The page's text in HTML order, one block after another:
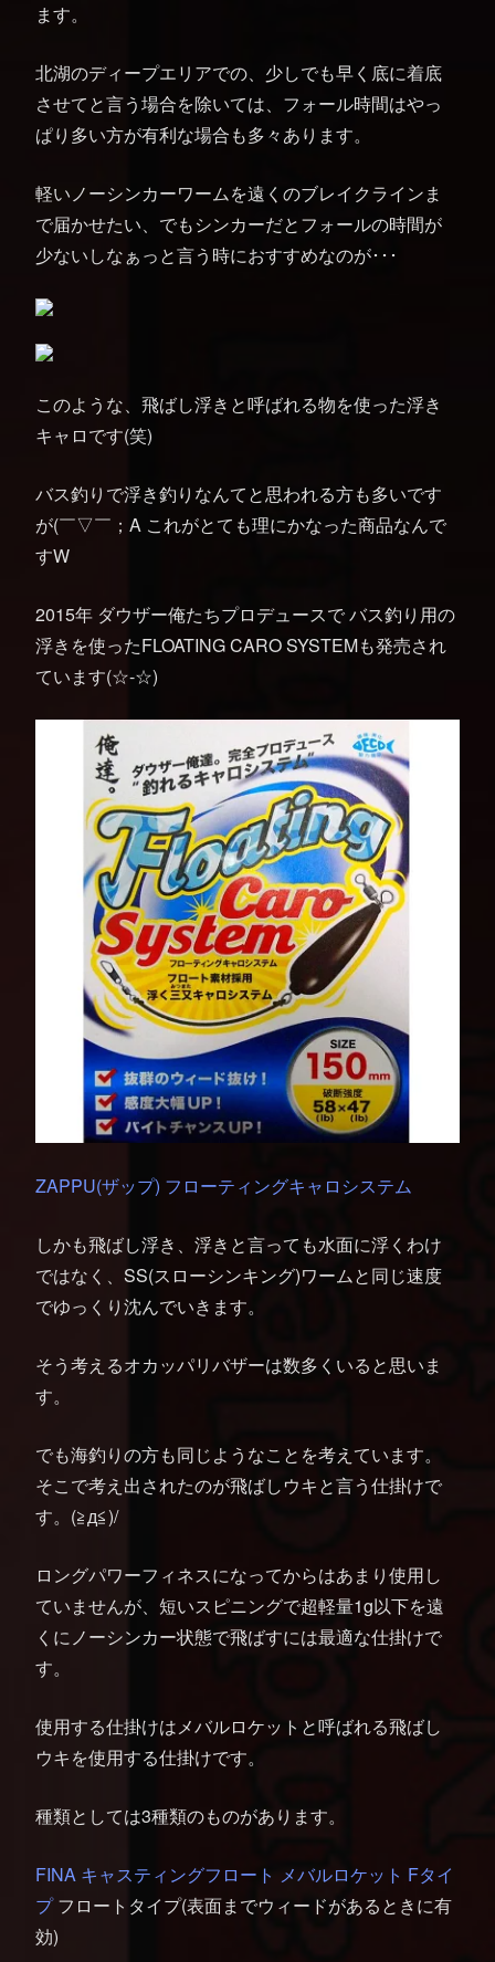
ます。
北湖のディープエリアでの、少しでも早く底に着底
させてと言う場合を除いては、フォール時間はやっ
ぱり多い方が有利な場合も多々あります。
軽いノーシンカーワームを遠くのブレイクラインま
で届かせたい、でもシンカーだとフォールの時間が
少ないしなぁっと言う時におすすめなのが･･･
このような、飛ばし浮きと呼ばれる物を使った浮き
キャロです(笑)
バス釣りで浮き釣りなんてと思われる方も多いです
が(￣▽￣；A これがとても理にかなった商品なんで
すW
2015年 ダウザー俺たちプロデュースで バス釣り用の
浮きを使ったFLOATING CARO SYSTEMも発売され
ています(☆-☆)
ZAPPU(ザップ) フローティングキャロシステム
しかも飛ばし浮き、浮きと言っても水面に浮くわけ
ではなく、SS(スローシンキング)ワームと同じ速度
でゆっくり沈んでいきます。
そう考えるオカッパリバザーは数多くいると思いま
す。
でも海釣りの方も同じようなことを考えています。
そこで考え出されたのが飛ばしウキと言う仕掛けで
す。(≧д≦)/
ロングパワーフィネスになってからはあまり使用し
ていませんが、短いスピニングで超軽量1g以下を遠
くにノーシンカー状態で飛ばすには最適な仕掛けで
す。
使用する仕掛けはメバルロケットと呼ばれる飛ばし
ウキを使用する仕掛けです。
種類としては3種類のものがあります。
FINA キャスティングフロート メバルロケット Fタイ
プフロートタイプ(表面までウィードがあるときに有
効)